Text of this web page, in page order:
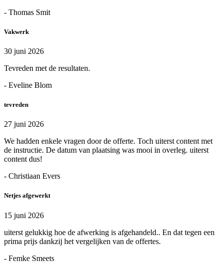
- Thomas Smit
Vakwerk
30 juni 2026
Tevreden met de resultaten.
- Eveline Blom
tevreden
27 juni 2026
We hadden enkele vragen door de offerte. Toch uiterst content met
de instructie. De datum van plaatsing was mooi in overleg. uiterst
content dus!
- Christiaan Evers
Netjes afgewerkt
15 juni 2026
uiterst gelukkig hoe de afwerking is afgehandeld.. En dat tegen een
prima prijs dankzij het vergelijken van de offertes.
- Femke Smeets